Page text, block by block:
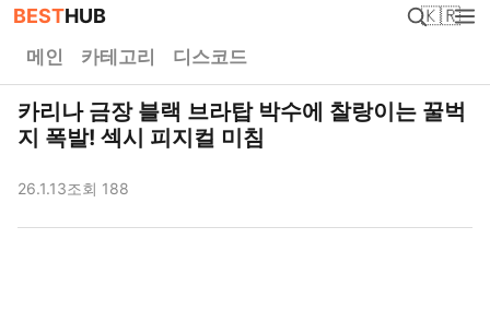
BESTHUB 🇰🇷
메인 카테고리 디스코드
카리나 금장 블랙 브라탑 박수에 찰랑이는 꿀벅
지 폭발! 섹시 피지컬 미침
26.1.13조회 188